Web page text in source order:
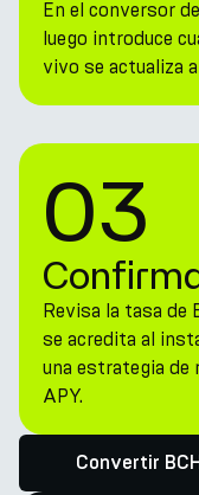
En el conversor
luego introduce
vivo se actualiza
03
Revisa la tasa de
se acredita al
una estrategia de
APY.
Convertir